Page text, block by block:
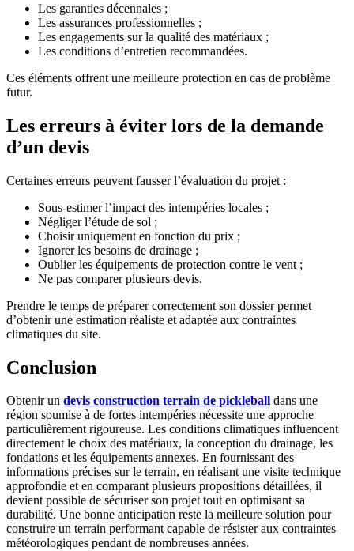
Les garanties décennales ;
Les assurances professionnelles ;
Les engagements sur la qualité des matériaux ;
Les conditions d’entretien recommandées.
Ces éléments offrent une meilleure protection en cas de problème
futur.
Les erreurs à éviter lors de la demande
d’un devis
Certaines erreurs peuvent fausser l’évaluation du projet :
Sous-estimer l’impact des intempéries locales ;
Négliger l’étude de sol ;
Choisir uniquement en fonction du prix ;
Ignorer les besoins de drainage ;
Oublier les équipements de protection contre le vent ;
Ne pas comparer plusieurs devis.
Prendre le temps de préparer correctement son dossier permet
d’obtenir une estimation réaliste et adaptée aux contraintes
climatiques du site.
Conclusion
Obtenir un devis construction terrain de pickleball dans une
région soumise à de fortes intempéries nécessite une approche
particulièrement rigoureuse. Les conditions climatiques influencent
directement le choix des matériaux, la conception du drainage, les
fondations et les équipements annexes. En fournissant des
informations précises sur le terrain, en réalisant une visite technique
approfondie et en comparant plusieurs propositions détaillées, il
devient possible de sécuriser son projet tout en optimisant sa
durabilité. Une bonne anticipation reste la meilleure solution pour
construire un terrain performant capable de résister aux contraintes
météorologiques pendant de nombreuses années.